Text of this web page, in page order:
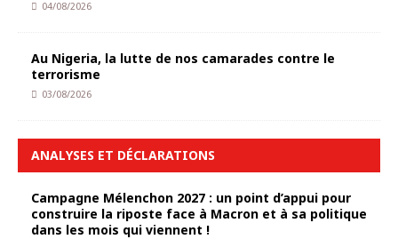
04/08/2026
Au Nigeria, la lutte de nos camarades contre le
terrorisme
03/08/2026
ANALYSES ET DÉCLARATIONS
Campagne Mélenchon 2027 : un point d’appui pour
construire la riposte face à Macron et à sa politique
dans les mois qui viennent !